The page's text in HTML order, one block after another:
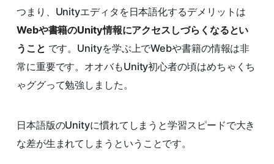
つまり、Unityエディタを日本語化するデメリットは
Webや書籍のUnity情報にアクセスしづらくなるとい
うこと です。Unityを学ぶ上でWebや書籍の情報は非
常に重要です。オオバもUnity初心者の頃はめちゃくち
ゃググって勉強しました。
日本語版のUnityに慣れてしまうと学習スピードで大き
な差が生まれてしまうということです。